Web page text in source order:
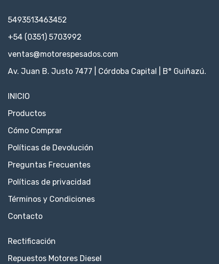
5493513463452
+54 (0351) 5703992
ventas@motorespesados.com
Av. Juan B. Justo 7477 | Córdoba Capital | B° Guiñazú.
INICIO
Productos
Cómo Comprar
Políticas de Devolución
Preguntas Frecuentes
Políticas de privacidad
Términos y Condiciones
Contacto
Rectificación
Repuestos Motores Diesel